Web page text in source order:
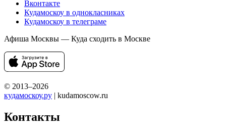
Вконтакте
Кудамоскоу в однокласниках
Кудамоскоу в телеграме
Афиша Москвы — Куда сходить в Москве
© 2013–2026
кудамоскоу.ру | kudamoscow.ru
Контакты